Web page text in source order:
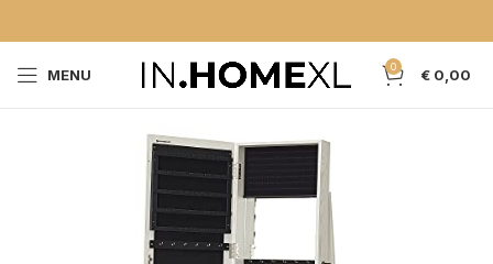
MENU 0 € 0,00